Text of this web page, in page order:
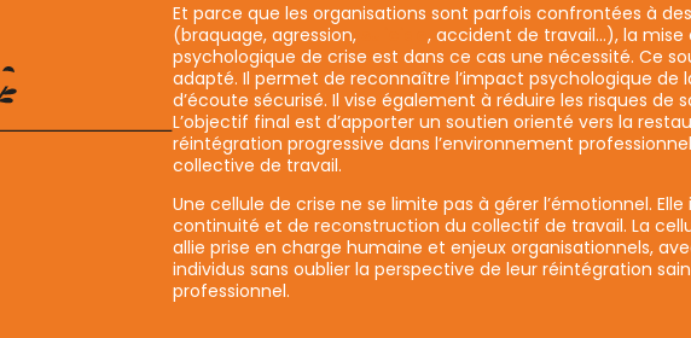
Et parce que les organisations sont parfois confrontées à des
(braquage, agression,
suicide, accident de travail…), la
psychologique de crise est dans ce cas une nécessité. Ce
adapté. Il permet de reconnaître l’impact psychologique de
d’écoute sécurisé. Il vise également à réduire les risques de
L’objectif final est d’apporter un soutien orienté vers la
réintégration progressive dans l’environnement
collective de travail.
Une cellule de crise ne se limite pas à gérer l’émotionnel.
continuité et de reconstruction du collectif de travail. La
allie prise en charge humaine et enjeux organisationnels,
individus sans oublier la perspective de leur réintégration
professionnel.